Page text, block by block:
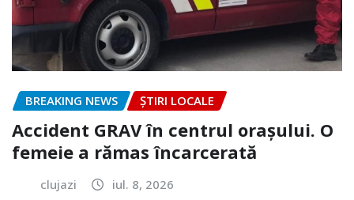
BREAKING NEWS ȘTIRI LOCALE
Accident GRAV în centrul orașului. O
femeie a rămas încarcerată
clujazi iul. 8, 2026